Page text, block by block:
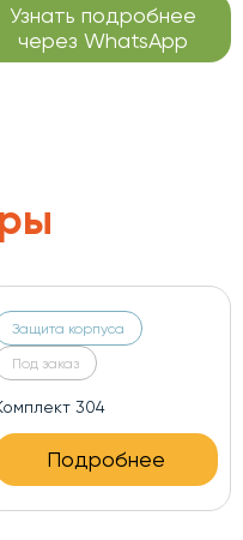
Узнать подробнее
через WhatsApp
Защита корпуса
Под заказ
304
Подробнее